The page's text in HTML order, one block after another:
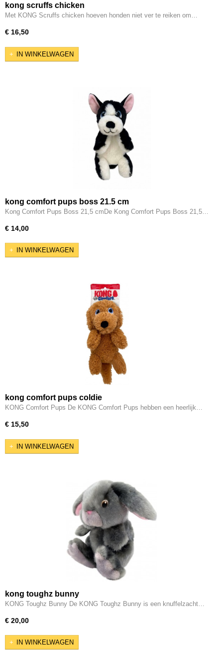
kong scruffs chicken
Met KONG Scruffs chicken hoeven honden niet ver te reiken om…
€ 16,50
IN WINKELWAGEN
kong comfort pups boss 21.5 cm
Kong Comfort Pups Boss 21,5 cmDe Kong Comfort Pups Boss 21,5…
€ 14,00
IN WINKELWAGEN
kong comfort pups coldie
KONG Comfort Pups De KONG Comfort Pups hebben een heerlijk…
€ 15,50
IN WINKELWAGEN
kong toughz bunny
KONG Toughz Bunny De KONG Toughz Bunny is een knuffelzacht…
€ 20,00
IN WINKELWAGEN